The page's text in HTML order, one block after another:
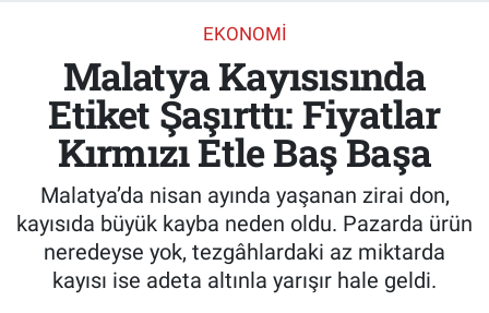
EKONOMI
Malatya Kayısısında
Etiket Şaşırttı: Fiyatlar
Kırmızı Etle Baş Başa
Malatya’da nisan ayında yaşanan zirai don,
kayısıda büyük kayba neden oldu. Pazarda ürün
neredeyse yok, tezgâhlardaki az miktarda
kayısı ise adeta altınla yarışır hale geldi.